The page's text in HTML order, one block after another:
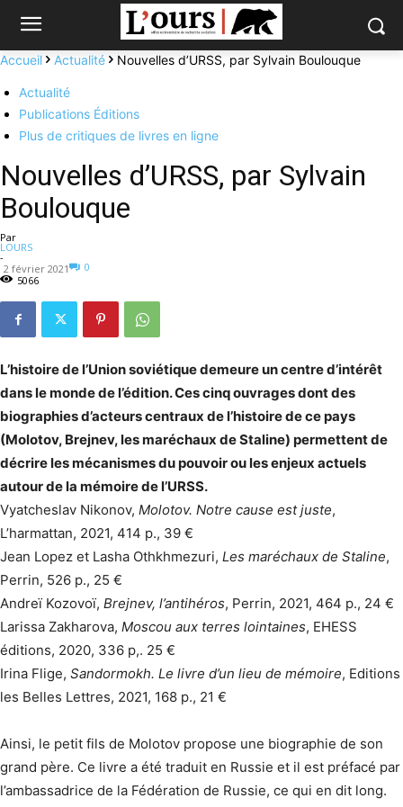
Accueil Actualité Nouvelles d’URSS, par Sylvain Boulouque
Actualité
Publications Éditions
Plus de critiques de livres en ligne
Nouvelles d’URSS, par Sylvain
Boulouque
Par
LOURS
-
2 février 2021
0
5066
L’histoire de l’Union soviétique demeure un centre d’intérêt
dans le monde de l’édition. Ces cinq ouvrages dont des
biographies d’acteurs centraux de l’histoire de ce pays
(Molotov, Brejnev, les maréchaux de Staline) permettent de
décrire les mécanismes du pouvoir ou les enjeux actuels
autour de la mémoire de l’URSS.
Vyatcheslav Nikonov, Molotov. Notre cause est juste,
L’harmattan, 2021, 414 p., 39 €
Jean Lopez et Lasha Othkhmezuri, Les maréchaux de Staline,
Perrin, 526 p., 25 €
Andreï Kozovoï, Brejnev, l’antihéros, Perrin, 2021, 464 p., 24 €
Larissa Zakharova, Moscou aux terres lointaines, EHESS
éditions, 2020, 336 p,. 25 €
Irina Flige, Sandormokh. Le livre d’un lieu de mémoire, Editions
les Belles Lettres, 2021, 168 p., 21 €
Ainsi, le petit fils de Molotov propose une biographie de son
grand père. Ce livre a été traduit en Russie et il est préfacé par
l’ambassadrice de la Fédération de Russie, ce qui en dit long.